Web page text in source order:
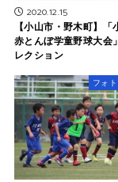
2020.12.15
【小山市・野木町】「
赤とんぼ学童野球大会
レクション
フォ